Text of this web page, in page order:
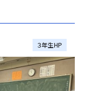
３年生HP